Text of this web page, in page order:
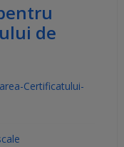
de
Certificatului-